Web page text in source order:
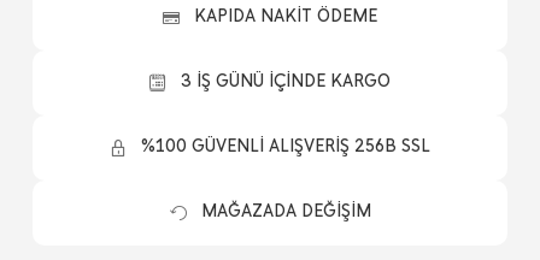
KAPIDA NAKİT ÖDEME
3 İŞ GÜNÜ İÇİNDE KARGO
%100 GÜVENLİ ALIŞVERİŞ 256B SSL
MAĞAZADA DEĞİŞİM